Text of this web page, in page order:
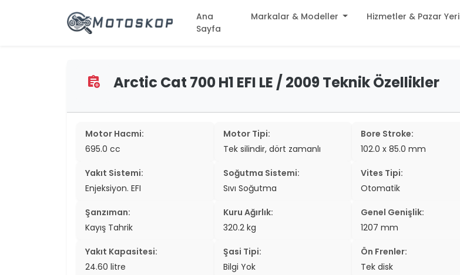
Ana
Sayfa
Markalar & Modeller
two_wheeler
two_wheeler
two_wheeler
two_wheeler
Hizmetler & Pazar Yeri
settings
assignment_add Arctic Cat 700 H1 EFI LE / 2009 Teknik Özellikler
Motor Hacmi:
695.0 cc
Motor Tipi:
Tek silindir, dört zamanlı
Bore Stroke:
102.0 x 85.0 mm
Yakıt Sistemi:
Enjeksiyon. EFI
Soğutma Sistemi:
Sıvı Soğutma
Vites Tipi:
Otomatik
Şanzıman:
Kayış Tahrik
Kuru Ağırlık:
320.2 kg
Genel Genişlik:
1207 mm
Yakıt Kapasitesi:
24.60 litre
Şasi Tipi:
Bilgi Yok
Ön Frenler:
Tek disk